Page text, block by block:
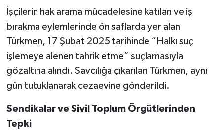
İşçilerin hak arama mücadelesine katılan ve iş
bırakma eylemlerinde ön saflarda yer alan
Türkmen, 17 Şubat 2025 tarihinde “Halkı suç
işlemeye alenen tahrik etme” suçlamasıyla
gözaltına alındı. Savcılığa çıkarılan Türkmen, aynı
gün tutuklanarak cezaevine gönderildi.
Sendikalar ve Sivil Toplum Örgütlerinden
Tepki